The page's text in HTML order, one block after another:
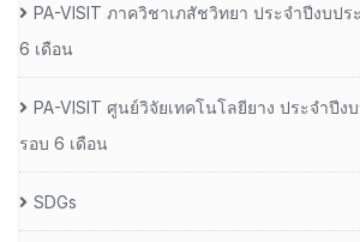
PA-VISIT ภาควิชาเภสัชวิทยา ประจำปีงบป
6 เดือน
PA-VISIT ศูนย์วิจัยเทคโนโลยียาง ประจำปี
รอบ 6 เดือน
SDGs